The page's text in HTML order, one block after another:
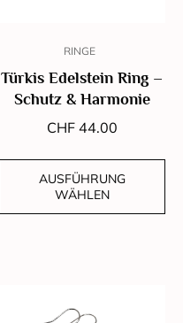
RINGE
Türkis Edelstein Ring –
Schutz & Harmonie
CHF44.00
AUSFÜHRUNG
WÄHLEN